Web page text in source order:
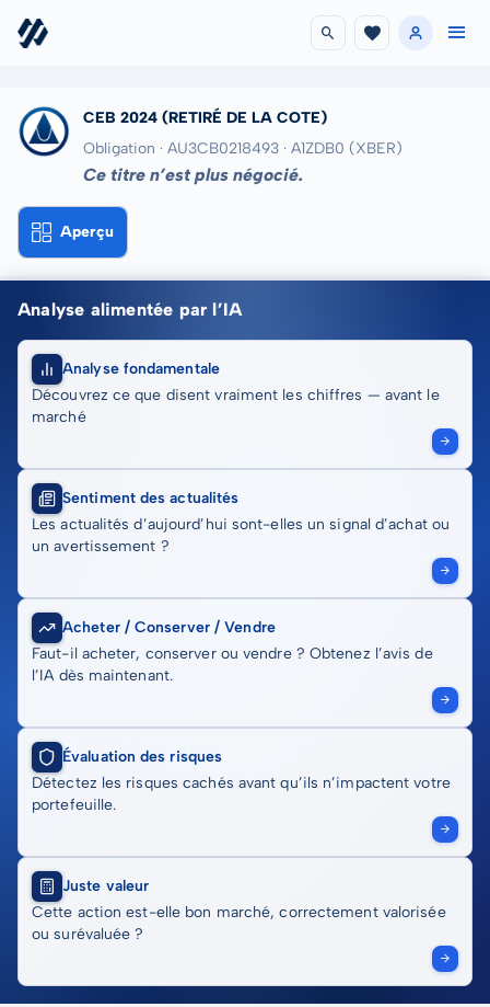
CEB 2024 (RETIRÉ DE LA COTE)
Obligation · AU3CB0218493 · A1ZDB0 (XBER)
Ce titre n’est plus négocié.
Aperçu
Analyse alimentée par l’IA
Analyse fondamentale
Découvrez ce que disent vraiment les chiffres — avant le
marché
Sentiment des actualités
Les actualités d’aujourd’hui sont-elles un signal d’achat ou
un avertissement ?
Acheter / Conserver / Vendre
Faut-il acheter, conserver ou vendre ? Obtenez l’avis de
l’IA dès maintenant.
Évaluation des risques
Détectez les risques cachés avant qu’ils n’impactent votre
portefeuille.
Juste valeur
Cette action est-elle bon marché, correctement valorisée
ou surévaluée ?